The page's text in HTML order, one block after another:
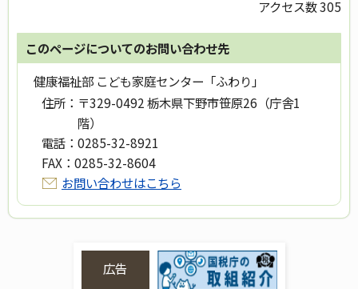
アクセス数305
このページについてのお問い合わせ先
健康福祉部 こども家庭センター「ふわり」
住所： 〒329-0492 栃木県下野市笹原26（庁舎1
階）
電話： 0285-32-8921
FAX： 0285-32-8604
お問い合わせはこちら
広告